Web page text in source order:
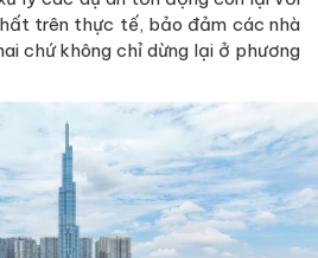
trên thực tế, bảo đảm các nhà
chứ không chỉ dừng lại ở phương